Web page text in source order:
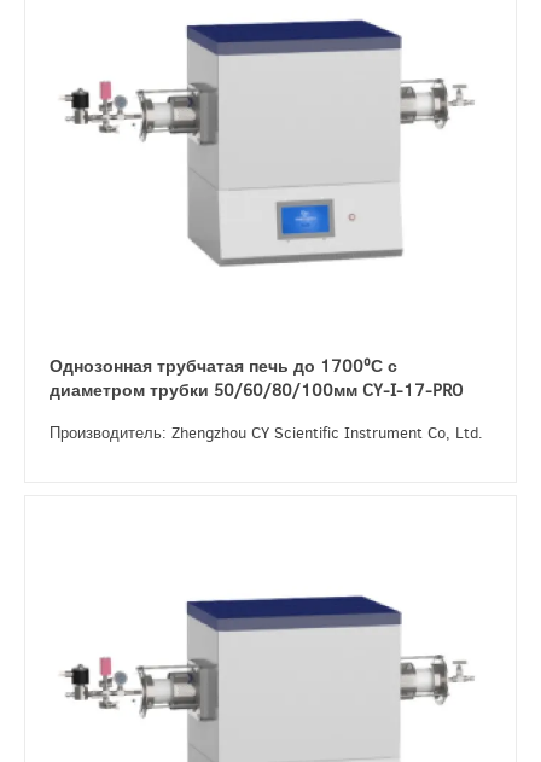
Однозонная трубчатая печь до 1700ºС с
диаметром трубки 50/60/80/100мм CY-I-17-PRO
Производитель: Zhengzhou CY Scientific Instrument Co, Ltd.